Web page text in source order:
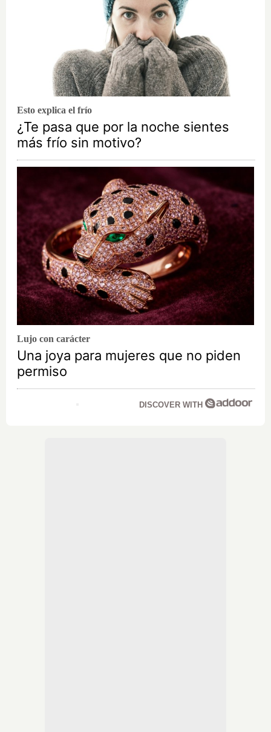
Esto explica el frío
¿Te pasa que por la noche sientes
más frío sin motivo?
Lujo con carácter
Una joya para mujeres que no piden
permiso
DISCOVER WITH